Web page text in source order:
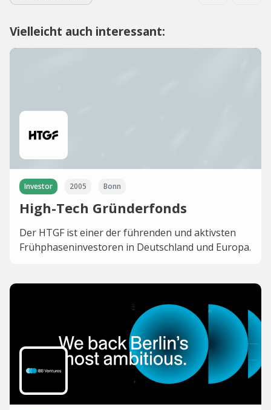
Vielleicht auch interessant:
Investor 2005 Bonn
High-Tech Gründerfonds
Der HTGF ist einer der führenden und aktivsten
Frühphaseninvestoren in Deutschland und Europa.